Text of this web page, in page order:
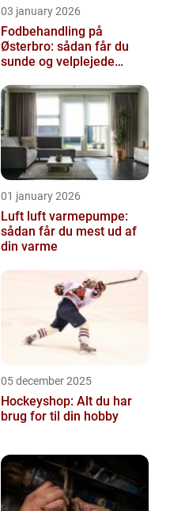
03 january 2026
Fodbehandling på
Østerbro: sådan får du
sunde og velplejede
01 january 2026
Luft luft varmepumpe:
sådan får du mest ud af
din varme
05 december 2025
Hockeyshop: Alt du har
brug for til din hobby